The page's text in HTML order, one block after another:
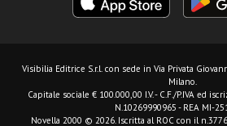
Visibilia Editrice S.r.l. con sede in Via Privata
Milano.
Capitale sociale € 100.000,00 I.V. - C.F./P.IVA ed
N.10269990965 - REA MI-
Novella 2000 © 2026. Iscritta al ROC con il